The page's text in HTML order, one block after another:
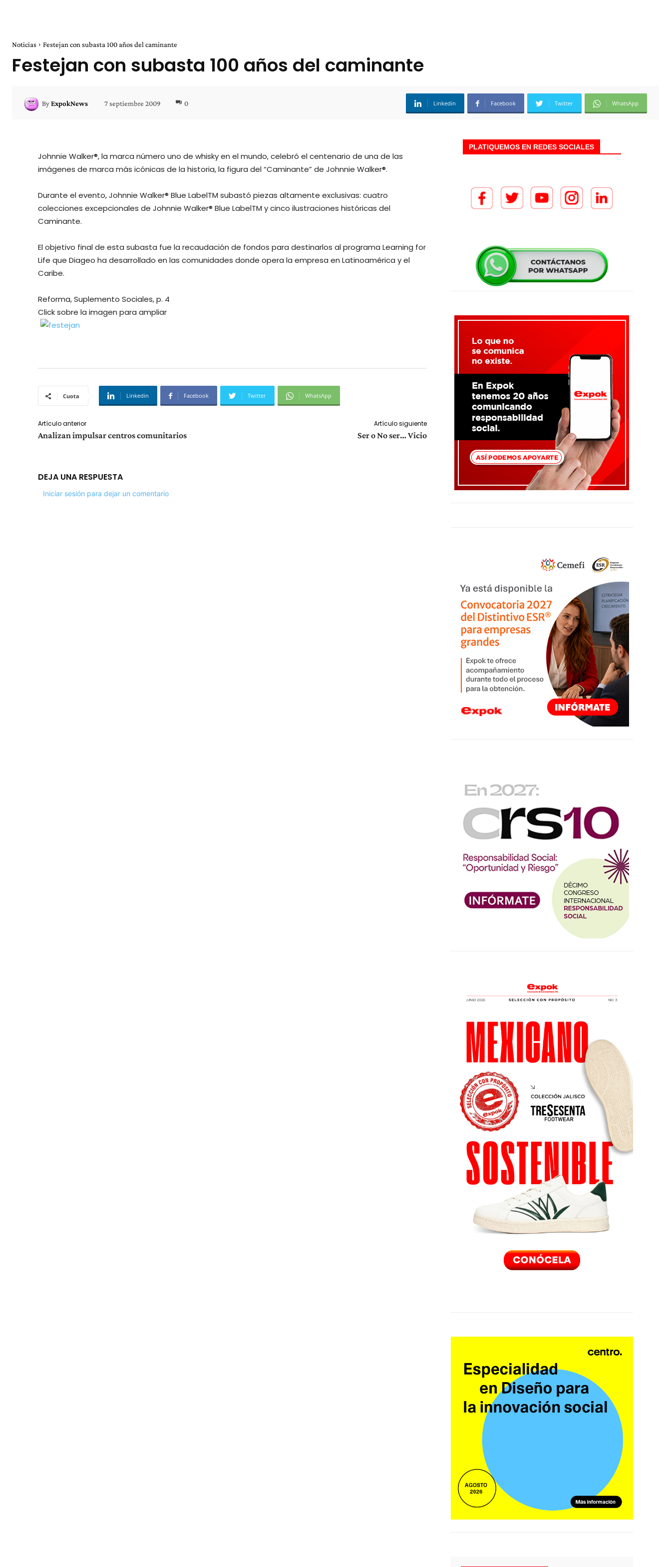
Noticias Festejan con subasta 100 años del caminante
Festejan con subasta 100 años del caminante
ByExpokNews 7 septiembre 2009 0 Linkedin Facebook Twitter WhatsApp
Johnnie Walker®, la marca número uno de whisky en el mundo, celebró el centenario de una de las
imágenes de marca más icónicas de la historia, la figura del “Caminante” de Johnnie Walker®.
Durante el evento, Johnnie Walker® Blue LabelTM subastó piezas altamente exclusivas: cuatro
colecciones excepcionales de Johnnie Walker® Blue LabelTM y cinco ilustraciones históricas del
Caminante.
El objetivo final de esta subasta fue la recaudación de fondos para destinarlos al programa Learning for
Life que Diageo ha desarrollado en las comunidades donde opera la empresa en Latinoamérica y el
Caribe.
Reforma, Suplemento Sociales, p. 4
Click sobre la imagen para ampliar
Cuota Linkedin Facebook Twitter WhatsApp
Artículo anterior
Analizan impulsar centros comunitarios
Artículo siguiente
Ser o No ser… Vicio
DEJA UNA RESPUESTA
Iniciar sesión para dejar un comentario
PLATIQUEMOS EN REDES SOCIALES